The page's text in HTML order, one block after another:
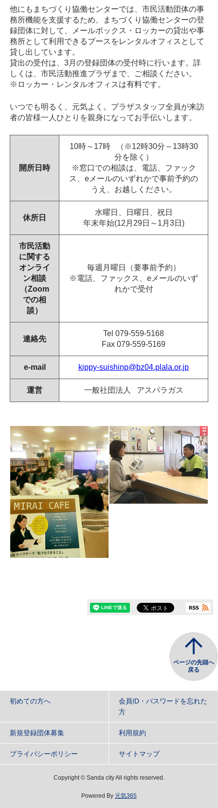
他にもまちづくり協働センターでは、市民活動団体の事
務所機能を支援するため、まちづくり協働センターの登
録団体に対して、メールボックス・ロッカーの貸出や事
務所として利用できるブースをレンタルオフィスとして
貸し出しています。
貸出の受付は、3月の登録団体の受付時に行います。詳
しくは、市民活動推進プラザまで、ご相談ください。
※ロッカー・レンタルオフィスは有料です。
いつでも明るく、元気よく。プラザスタッフ全員が来訪
者の皆様一人ひとりを親身になってお手伝いします。
開所日時
10時～17時 （※12時30分～13時30
分を除く）
※窓口での相談は、電話、ファック
ス、eメールのいずれかで事前予約の
うえ、お越しください。
休所日
水曜日、日曜日、祝日
年末年始(12月29日～1月3日)
市民活動
に関する
オンライ
ン相談
（Zoom
での相
談）
毎週月曜日（要事前予約）
※電話、ファックス、eメールのいず
れかで受付
連絡先
Tel 079-559-5168
Fax 079-559-5169
e-mail kippy-suishinp@bz04.plala.or.jp
運営 一般社団法人 アスパラガス
ページの先頭へ
戻る
初めての方へ
会員ID・パスワードを忘れた
方
新規登録団体募集 利用規約
プライバシーポリシー サイトマップ
Copyright© Sanda city All rights reserved.
Powered By 元気365